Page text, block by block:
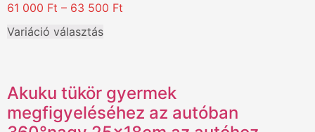
61 000 Ft – 63 500 Ft
Variáció választás
Akuku tükör gyermek
megfigyeléséhez az autóban